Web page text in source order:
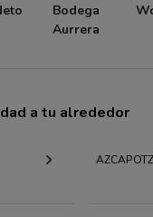
Bodega
Aurrera
a tu alrededor